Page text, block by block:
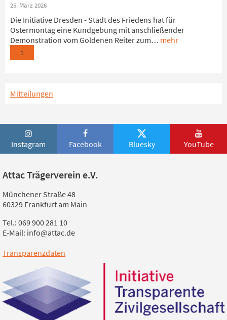
25. März 2026
Die Initiative Dresden - Stadt des Friedens hat für
Ostermontag eine Kundgebung mit anschließender
Demonstration vom Goldenen Reiter zum… mehr
1
Mitteilungen
Instagram Facebook Bluesky YouTube
Attac Trägerverein e.V.
Münchener Straße 48
60329 Frankfurt am Main
Tel.: 069 900 281 10
E-Mail: info@attac.de
Transparenzdaten